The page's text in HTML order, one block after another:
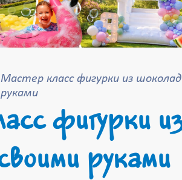
Мастер класс фигурки из
руками
фигурки
руками